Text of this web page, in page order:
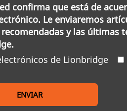
confirma que está de
Le enviaremos
y las últimas
de Lionbridge
ENVIAR